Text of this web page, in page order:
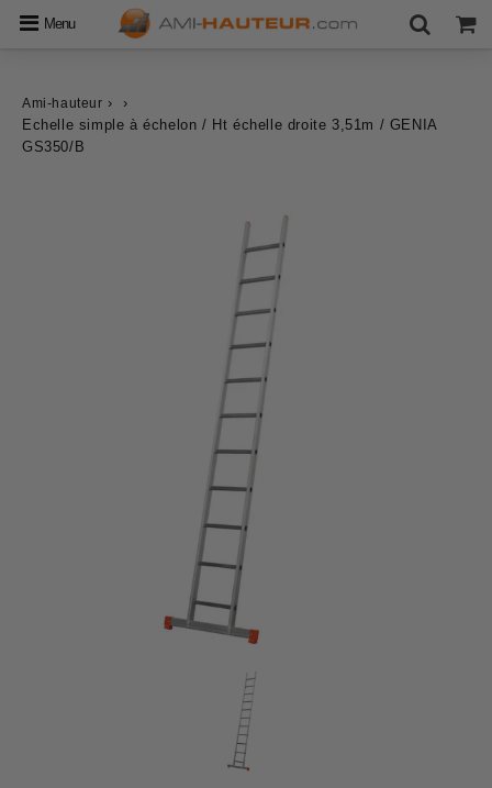
Menu
Ami-hauteur ›
›
Echelle simple à échelon / Ht échelle droite 3,51m / GENIA
GS350/B